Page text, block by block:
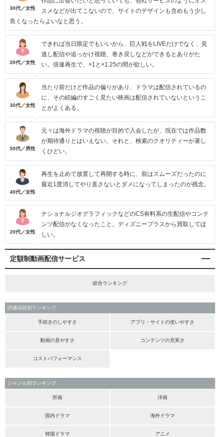
30代／女性
スメなどが出てこないので、サイトのデザインも含めもう少し
良くなったらよいなと思う。
20代／女性
できれば当日限定でもいいから、巨人戦をLIVEだけでなく、見
逃し配信や追っかけ視聴、巻き戻しなどができるとありがた
い。倍速再生で、×1と×1.25の間が欲しい。
30代／女性
当たり前だけど作品の偏りがあり、ドラマは配信されているの
に、その続編のすごく見たい映画は配信されていないというこ
とがよくある。
50代／男性
元々は海外ドラマの視聴が目的で入会したが、現在では作品数
が期待通りとはいえない。それと、検索のクオリティーが著し
くひどい。
40代／女性
再生を止めて放置して再開する時に、前はスムーズだったのに
最近1度消してやり直さないとダメになってしまったのが残念。
20代／女性
ナショナルジオグラフィックなどのCS有料系の生配信やコンテ
ンツ配信がなくなったこと。ディズニープラスから買取してほ
しい。
定額制動画配信サービス
総合ランキング
評価項目別ランキング
手続きのしやすさ アプリ・サイトの使いやすさ
動画の見やすさ コンテンツの充実さ
コストパフォーマンス
ジャンル別ランキング
邦画 洋画
国内ドラマ 海外ドラマ
韓国ドラマ アニメ